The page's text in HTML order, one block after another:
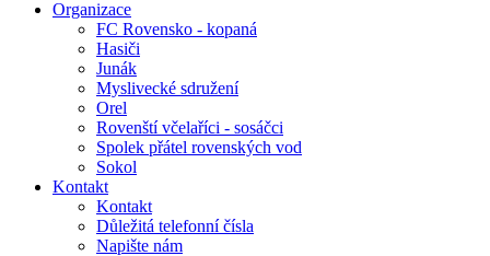
Organizace
FC Rovensko - kopaná
Hasiči
Junák
Myslivecké sdružení
Orel
Rovenští včelaříci - sosáčci
Spolek přátel rovenských vod
Sokol
Kontakt
Kontakt
Důležitá telefonní čísla
Napište nám